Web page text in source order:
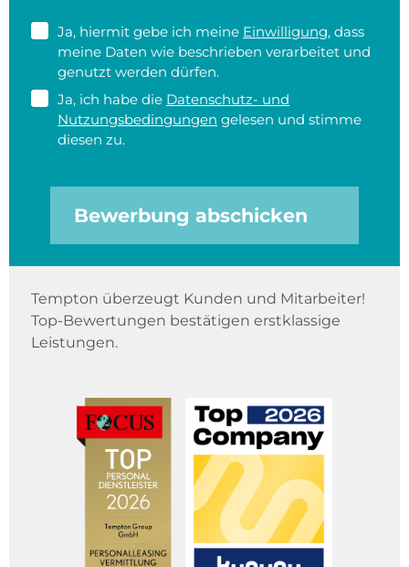
Ja, hiermit gebe ich meine Einwilligung, dass
meine Daten wie beschrieben verarbeitet und
genutzt werden dürfen.
Ja, ich habe die Datenschutz- und
Nutzungsbedingungen gelesen und stimme
diesen zu.
Bewerbung abschicken
Tempton überzeugt Kunden und Mitarbeiter!
Top-Bewertungen bestätigen erstklassige
Leistungen.